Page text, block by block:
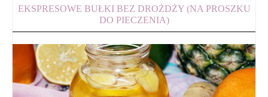
EKSPRESOWE BUŁKI BEZ DROŻDŻY (NA PROSZKU
DO PIECZENIA)